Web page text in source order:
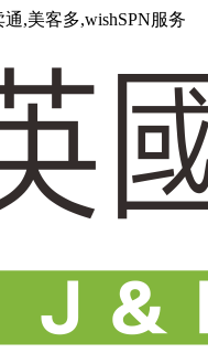
,美客多,wishSPN服务